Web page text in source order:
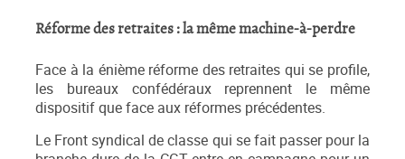
Réforme des retraites : la même machine-à-perdre
Face à la énième réforme des retraites qui se profile,
les bureaux confédéraux reprennent le même
dispositif que face aux réformes précédentes.
Le Front syndical de classe qui se fait passer pour la